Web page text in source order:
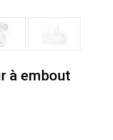
à embout